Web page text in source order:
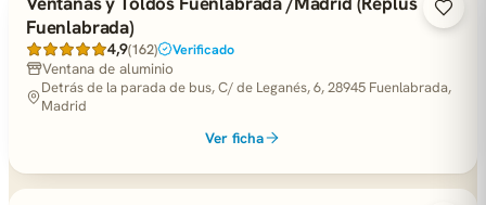
Fuenlabrada)
4,9(162) Verificado
Ventana de aluminio
Detrás de la parada de bus, C/ de Leganés, 6, 28945 Fuenlabrada,
Madrid
Ver ficha